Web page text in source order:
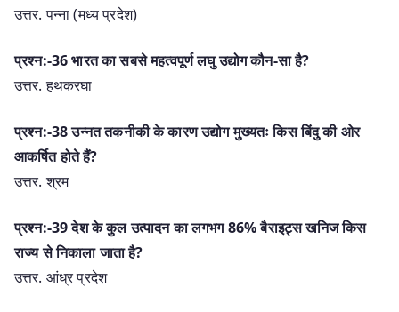
उत्तर. पन्ना (मध्य प्रदेश)
प्रश्न:-36 भारत का सबसे महत्वपूर्ण लघु उद्योग कौन-सा है?
उत्तर. हथकरघा
प्रश्न:-38 उन्नत तकनीकी के कारण उद्योग मुख्यतः किस बिंदु की ओर
आकर्षित होते हैं?
उत्तर. श्रम
प्रश्न:-39 देश के कुल उत्पादन का लगभग 86% बैराइट्स खनिज किस
राज्य से निकाला जाता है?
उत्तर. आंध्र प्रदेश